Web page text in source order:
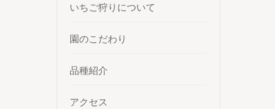
いちご狩りについて
園のこだわり
品種紹介
アクセス